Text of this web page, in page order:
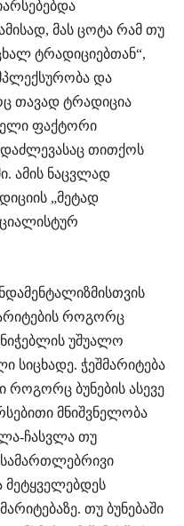
მას ცოტა რამ თუ
ტრადიციებთან“,
და
თავად ტრადიცია
ფაქტორი
თითქოს
ამის ნაცვლად
„მეტად
როგორც
უშუალო
სიცხადე. ჭეშმარიტება
როგორც ბუნების ასევე
მნიშვნელობა
ჩასვლა თუ
მეტყველებდეს
თუ ბუნებაში